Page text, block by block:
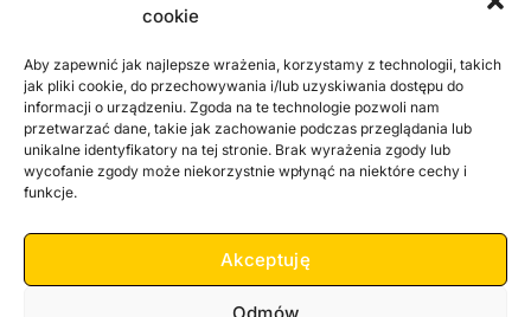
cookie
Aby zapewnić jak najlepsze wrażenia, korzystamy z technologii, takich
jak pliki cookie, do przechowywania i/lub uzyskiwania dostępu do
informacji o urządzeniu. Zgoda na te technologie pozwoli nam
przetwarzać dane, takie jak zachowanie podczas przeglądania lub
unikalne identyfikatory na tej stronie. Brak wyrażenia zgody lub
wycofanie zgody może niekorzystnie wpłynąć na niektóre cechy i
funkcje.
Akceptuję
Odmów
Reklama
Rodo
Kontakt
Informacje dla